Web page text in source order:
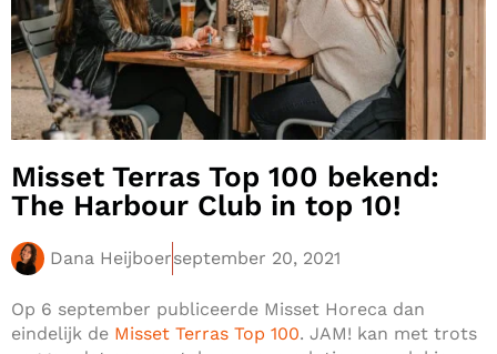
Misset Terras Top 100 bekend:
The Harbour Club in top 10!
Dana Heijboerseptember 20, 2021
Op 6 september publiceerde Misset Horeca dan
eindelijk de Misset Terras Top 100. JAM! kan met trots